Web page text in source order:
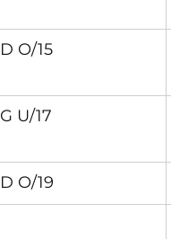
D O/15
G U/17
D O/19